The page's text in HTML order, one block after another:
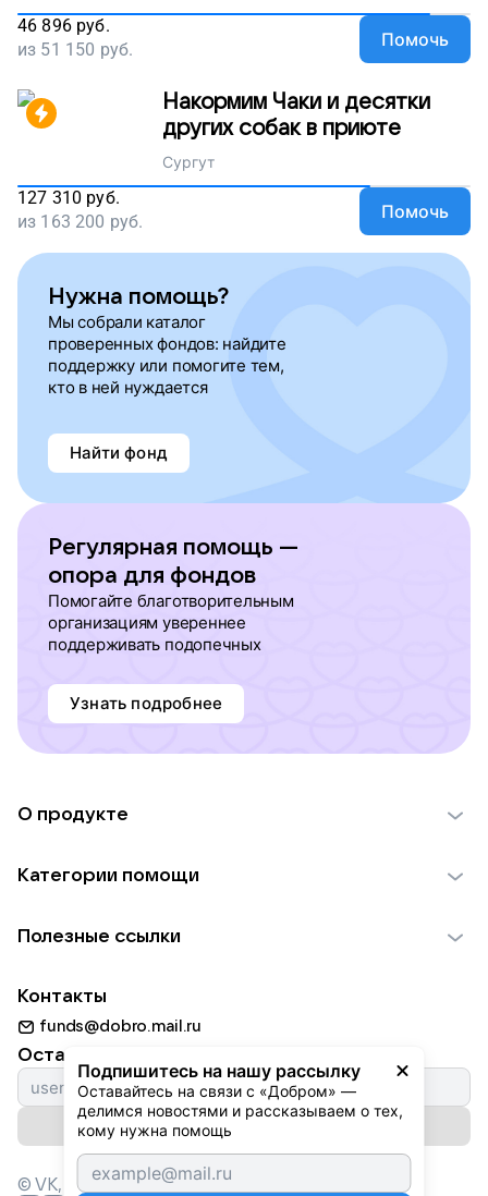
46 896 руб.
из 51 150 руб. Помочь
Накормим Чаки и десятки
других собак в приюте
Сургут
127 310 руб.
из 163 200 руб. Помочь
Нужна помощь?
Мы собрали каталог
проверенных фондов: найдите
поддержку или помогите тем,
кто в ней нуждается
Найти фонд
Регулярная помощь —
опора для фондов
Помогайте благотворительным
организациям увереннее
поддерживать подопечных
Узнать подробнее
Подпишитесь на нашу рассылку
Оставайтесь на связи с «Добром» —
делимся новостями и рассказываем о тех,
кому нужна помощь
О продукте
Использование материалов
Для НКО
Партнерам
Категории помощи
Пожилым
Животным
Природе
Культуре
Фондам
Полезные ссылки
Добрый день
Истории
Автоплатежи
Контакты
funds@dobro.mail.ru
Оставайтесь с нами
Подписаться на рассылку
© VK, 2026г. Все права защищены.